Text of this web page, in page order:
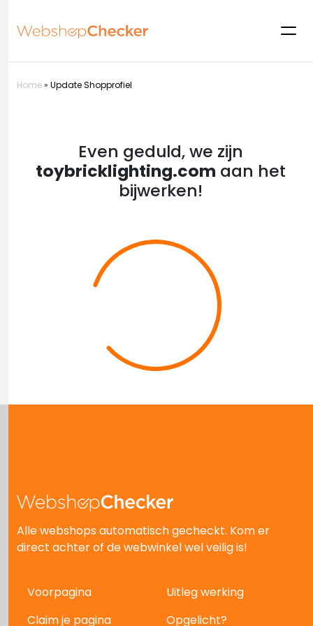
Home» Update Shopprofiel
Even geduld, we zijn
toybricklighting.com aan het
bijwerken!
Alle webshops automatisch gecheckt. Kom er
direct achter of de webwinkel wel veilig is!
Voorpagina
Uitleg werking
Claim je pagina
Opgelicht?